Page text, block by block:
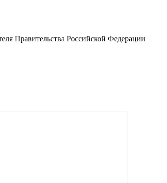
Правительства Российской Федерации